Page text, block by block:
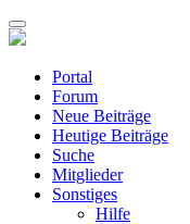
Portal
Forum
Neue Beiträge
Heutige Beiträge
Suche
Mitglieder
Sonstiges
Hilfe